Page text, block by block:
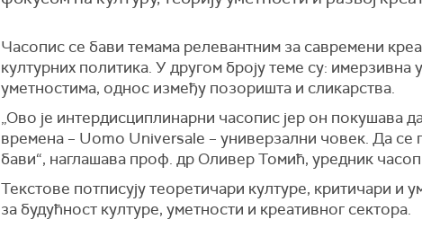
Часопис се бави темама релевантним за савремени
културних политика. У другом броју теме су:
уметностима, однос између позоришта и сликарства.
„Ово је интердисциплинарни часопис јер он покушава
времена – Uomo Universale – универзални човек. Да се
бави“, наглашава проф. др Оливер Томић, уредник
Текстове потписују теоретичари културе, критичари и
за будућност културе, уметности и креативног сектора.